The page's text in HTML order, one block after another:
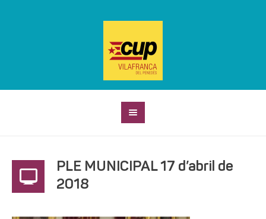
PLE MUNICIPAL 17 d’abril de
2018